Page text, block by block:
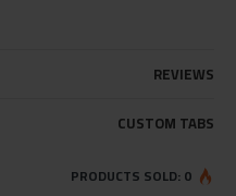
REVIEWS
CUSTOM TABS
PRODUCTS SOLD: 0